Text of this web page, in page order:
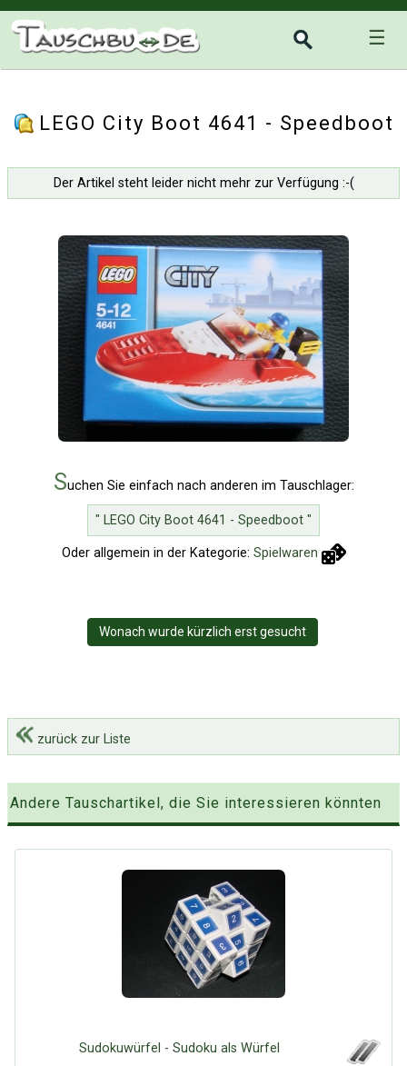
☰
LEGO City Boot 4641 - Speedboot
Der Artikel steht leider nicht mehr zur Verfügung :-(
Suchen Sie einfach nach anderen im Tauschlager:
" LEGO City Boot 4641 - Speedboot "
Oder allgemein in der Kategorie: Spielwaren
Wonach wurde kürzlich erst gesucht
zurück zur Liste
Andere Tauschartikel, die Sie interessieren könnten
Sudokuwürfel - Sudoku als Würfel